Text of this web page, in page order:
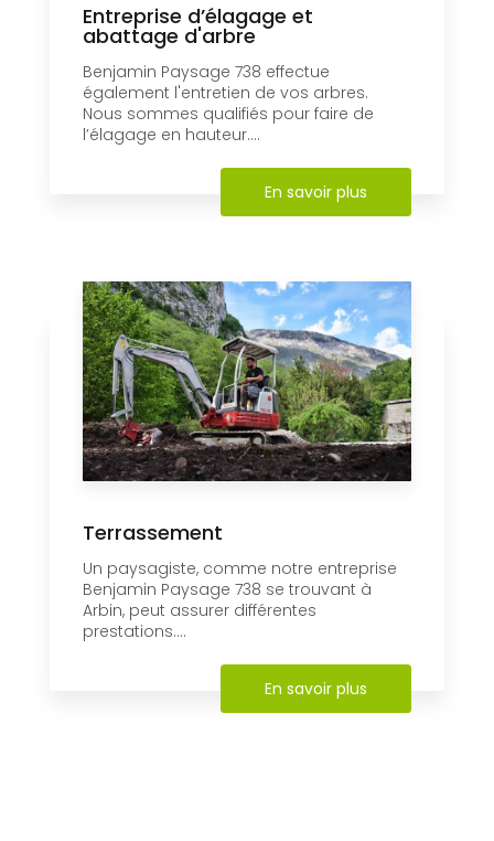
Entreprise d’élagage et
abattage d'arbre
Benjamin Paysage 738 effectue
également l'entretien de vos arbres.
Nous sommes qualifiés pour faire de
l’élagage en hauteur....
En savoir plus
Terrassement
Un paysagiste, comme notre entreprise
Benjamin Paysage 738 se trouvant à
Arbin, peut assurer différentes
prestations....
En savoir plus